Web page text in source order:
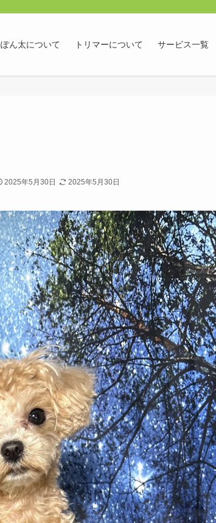
ぽん太について トリマーについて サービス一覧
2025年5月30日 2025年5月30日